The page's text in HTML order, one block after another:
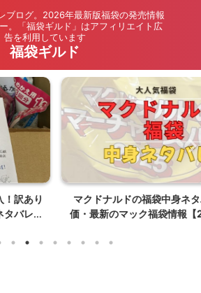
ブログ。2026年最新版福袋の発売情報
。「福袋ギルド」はアフィリエイト広
告を利用しています
福袋ギルド
ドの福袋中身ネタバレ・評
マック福袋情報【2026年夏
【2026
ネタバレ